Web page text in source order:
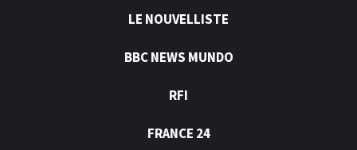
LE NOUVELLISTE
BBC NEWS MUNDO
RFI
FRANCE 24